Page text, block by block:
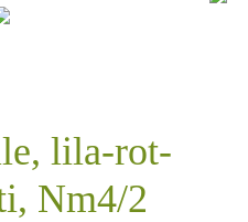
lila-rot-
Nm4/2